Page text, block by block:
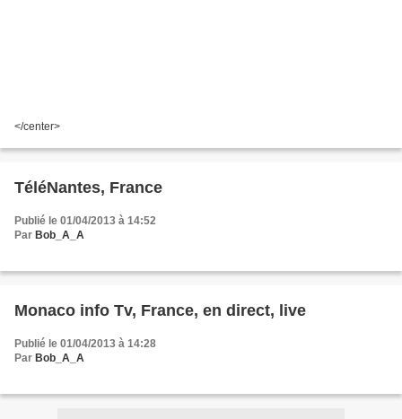
</center>
TéléNantes, France
Publié le 01/04/2013 à 14:52
Par Bob_A_A
Monaco info Tv, France, en direct, live
Publié le 01/04/2013 à 14:28
Par Bob_A_A